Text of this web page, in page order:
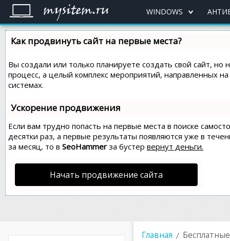
WINDOWS
Как продвинуть сайт на первые места?
Вы создали или только планируете создать свой сайт,
процесс, а целый комплекс мероприятий, направленных
системах.
Ускорение продвижения
Если вам трудно попасть на первые места в поиске
десятки раз, а первые результаты появляются уже в
за месяц, то в SeoHammer за бустер вернут деньги.
Начать продвижение сайта
Главная